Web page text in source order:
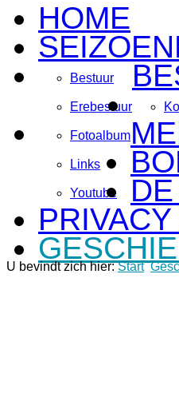
HOME
Bestuur
Erebestuur
Fotoalbum
Links
Youtube
U bevindt zich hier:Start